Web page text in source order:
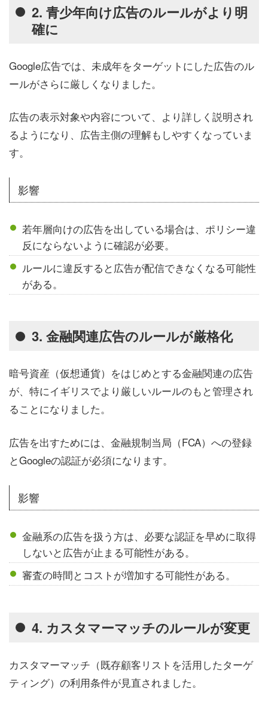
2. 青少年向け広告のルールがより明
確に
Google広告では、未成年をターゲットにした広告のル
ールがさらに厳しくなりました。
広告の表示対象や内容について、より詳しく説明され
るようになり、広告主側の理解もしやすくなっていま
す。
影響
若年層向けの広告を出している場合は、ポリシー違
反にならないように確認が必要。
ルールに違反すると広告が配信できなくなる可能性
がある。
3. 金融関連広告のルールが厳格化
暗号資産（仮想通貨）をはじめとする金融関連の広告
が、特にイギリスでより厳しいルールのもと管理され
ることになりました。
広告を出すためには、金融規制当局（FCA）への登録
とGoogleの認証が必須になります。
影響
金融系の広告を扱う方は、必要な認証を早めに取得
しないと広告が止まる可能性がある。
審査の時間とコストが増加する可能性がある。
4. カスタマーマッチのルールが変更
カスタマーマッチ（既存顧客リストを活用したターゲ
ティング）の利用条件が見直されました。